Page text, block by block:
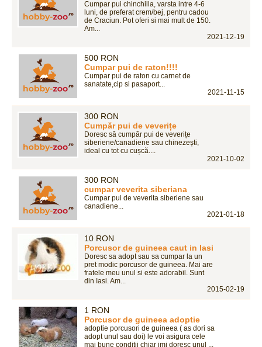
Cumpar pui chinchilla, varsta intre 4-6
luni, de preferat crem/bej, pentru cadou
de Craciun. Pot oferi si mai mult de 150.
Am...
2021-12-19
500 RON
Cumpar pui de raton!!!!
Cumpar pui de raton cu carnet de
sanatate,cip si pasaport...
2021-11-15
300 RON
Cumpăr pui de veverițe
Doresc să cumpăr pui de veverițe
siberiene/canadiene sau chinezești,
ideal cu tot cu cușcă....
2021-10-02
300 RON
cumpar veverita siberiana
Cumpar pui de veverita siberiene sau
canadiene...
2021-01-18
10 RON
Porcusor de guineea caut in Iasi
Doresc sa adopt sau sa cumpar la un
pret modic porcusor de guineea. Mai are
fratele meu unul si este adorabil. Sunt
din Iasi. Am...
2015-02-19
1 RON
Porcusor de guineea adoptie
adoptie porcusori de guineea ( as dori sa
adopt unul sau doi) le voi asigura cele
mai bune conditii chiar imi doresc unul ...